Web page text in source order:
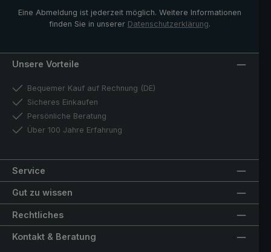
Eine Abmeldung ist jederzeit möglich. Weitere Informationen
finden Sie in unserer Datenschutzerklärung.
Unsere Vorteile
Bequemer Kauf auf Rechnung (DE)
Sicheres Einkaufen
Persönliche Beratung
Über 100 Jahre Erfahrung
Service
Gut zu wissen
Rechtliches
Kontakt & Beratung